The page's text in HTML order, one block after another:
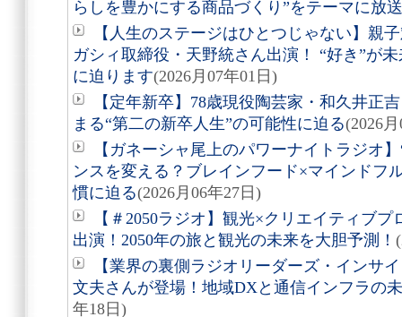
らしを豊かにする商品づくり”をテーマに放送
【人生のステージはひとつじゃない】親
ガシィ取締役・天野統さん出演！ “好き”が
に迫ります(2026月07年01日)
【定年新卒】78歳現役陶芸家・和久井正
まる“第二の新卒人生”の可能性に迫る(2026
【ガネーシャ尾上のパワーナイトラジオ
ンスを変える？ブレインフード×マインドフ
慣に迫る(2026月06年27日)
【＃2050ラジオ】観光×クリエイティブ
出演！2050年の旅と観光の未来を大胆予測！
【業界の裏側ラジオリーダーズ・インサ
文夫さんが登場！地域DXと通信インフラの
年18日)